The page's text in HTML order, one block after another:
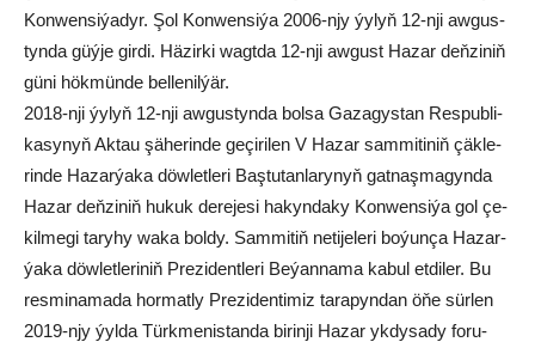
Kon­wen­si­ýadyr. Şol Kon­wen­si­ýa 2006-njy ýy­lyň 12-nji aw­gus­
tyn­da güý­je gir­di. Hä­zir­ki wagt­da 12-nji aw­gust Ha­zar deň­zi­niň
gü­ni hök­mün­de bel­le­nil­ýär.
2018-nji ýy­lyň 12-nji aw­gus­tyn­da bol­sa Ga­za­gys­tan Res­pub­li­
ka­sy­nyň Ak­tau şä­he­rin­de ge­çi­ri­len V Ha­zar sam­mi­ti­niň çäk­le­
rin­de Ha­zar­ýa­ka döw­let­le­ri Baş­tu­tan­la­ry­nyň gat­naş­ma­gyn­da
Ha­zar deň­zi­niň hu­kuk de­re­je­si ha­kyn­da­ky Kon­wen­si­ýa gol çe­
kil­me­gi ta­ry­hy wa­ka bol­dy. Sam­mi­tiň ne­ti­je­le­ri bo­ýun­ça Ha­zar­
ýa­ka döw­let­le­riniň Pre­zi­dent­le­ri Be­ýan­na­ma ka­bul et­di­ler. Bu
res­mi­na­ma­da hor­mat­ly Pre­zi­den­ti­miz ta­ra­pyn­dan öňe sür­len
2019-njy ýyl­da Türk­me­nis­tan­da bi­rin­ji Ha­zar yk­dy­sa­dy fo­ru­